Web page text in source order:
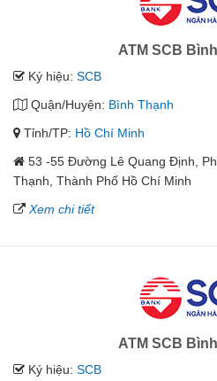
ATM SCB
Ký hiệu: SCB
Quận/Huyện: Bình Thạnh
Tỉnh/TP: Hồ Chí Minh
53 -55 Đường Lê Quang Định,
Thạnh, Thành Phố Hồ Chí Minh
Xem chi tiết
ATM SCB
Ký hiệu: SCB